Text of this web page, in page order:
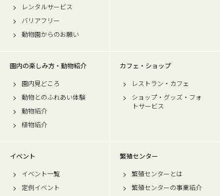
レンタルサービス
バリアフリー
動物園からのお願い
園内の楽しみ方・動物紹介
園内見どころ
動物とのふれあい体験
動物紹介
植物紹介
カフェ・ショップ
レストラン・カフェ
ショップ・グッズ・フォ
トサービス
イベント
イベント一覧
定例イベント
繁殖センター
繁殖センターとは
繁殖センターの事業紹介